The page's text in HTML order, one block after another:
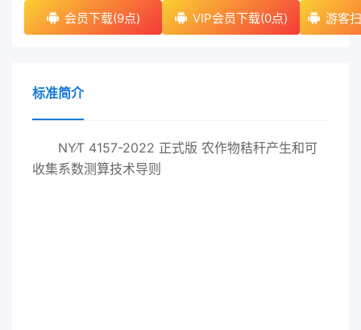
会员下载(9点) VIP会员下载(0点) 游客
标准简介
NY∕T 4157-2022 正式版 农作物秸秆产生和可
收集系数测算技术导则